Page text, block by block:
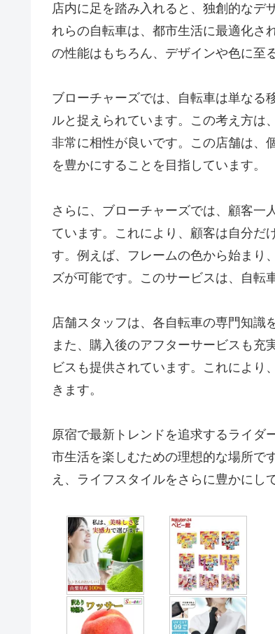
店内に足を踏み入れると、独創的なデ
れらの自転車は、都市生活に最適化さ
の性能はもちろん、デザインや色に至
ブローチャーズでは、自転車は単なる
ルと捉えられています。この考え方は
非常に相性が良いです。この店舗は、
を豊かにすることを目指しています。
さらに、ブローチャーズでは、顧客一
ています。これにより、顧客は自分だ
す。例えば、フレームの色から始まり
ズが可能です。このサービスは、自転
店舗スタッフは、各自転車の専門知識
また、購入後のアフターサービスも充
ビスも提供されています。これにより
きます。
原宿で最新トレンドを追求するライダ
市生活を楽しむための理想的な場所で
え、ライフスタイルをさらに豊かにし